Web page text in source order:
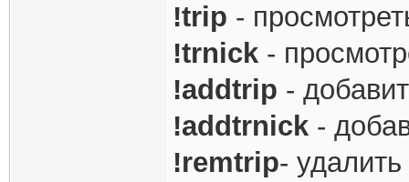
!trip -
!trnick-
!addtrip -
!addtrnick-
!remtrip-